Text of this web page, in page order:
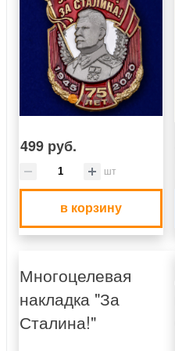
499 руб.
шт
в корзину
Многоцелевая
накладка "За
Сталина!"